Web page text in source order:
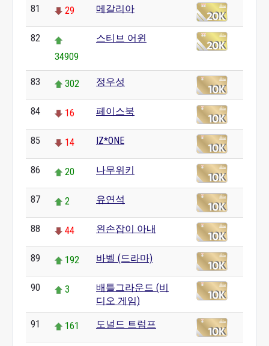
81 29 메갈리아
82
34909
스티브 어윈
83 302 정우성
84 16 페이스북
85 14 IZ*ONE
86 20 나무위키
87 2 유연석
88 44 왼손잡이 아내
89 192 바벨 (드라마)
90 3
배틀그라운드 (비
디오 게임)
91 161 도널드 트럼프